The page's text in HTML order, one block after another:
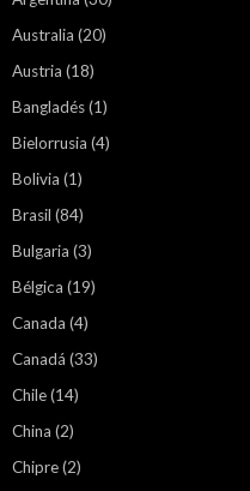
Australia (20)
Austria (18)
Bangladés(1)
Bielorrusia (4)
Bolivia (1)
Brasil (84)
Bulgaria (3)
Bélgica (19)
Canada (4)
Canadá (33)
Chile(14)
China (2)
Chipre(2)